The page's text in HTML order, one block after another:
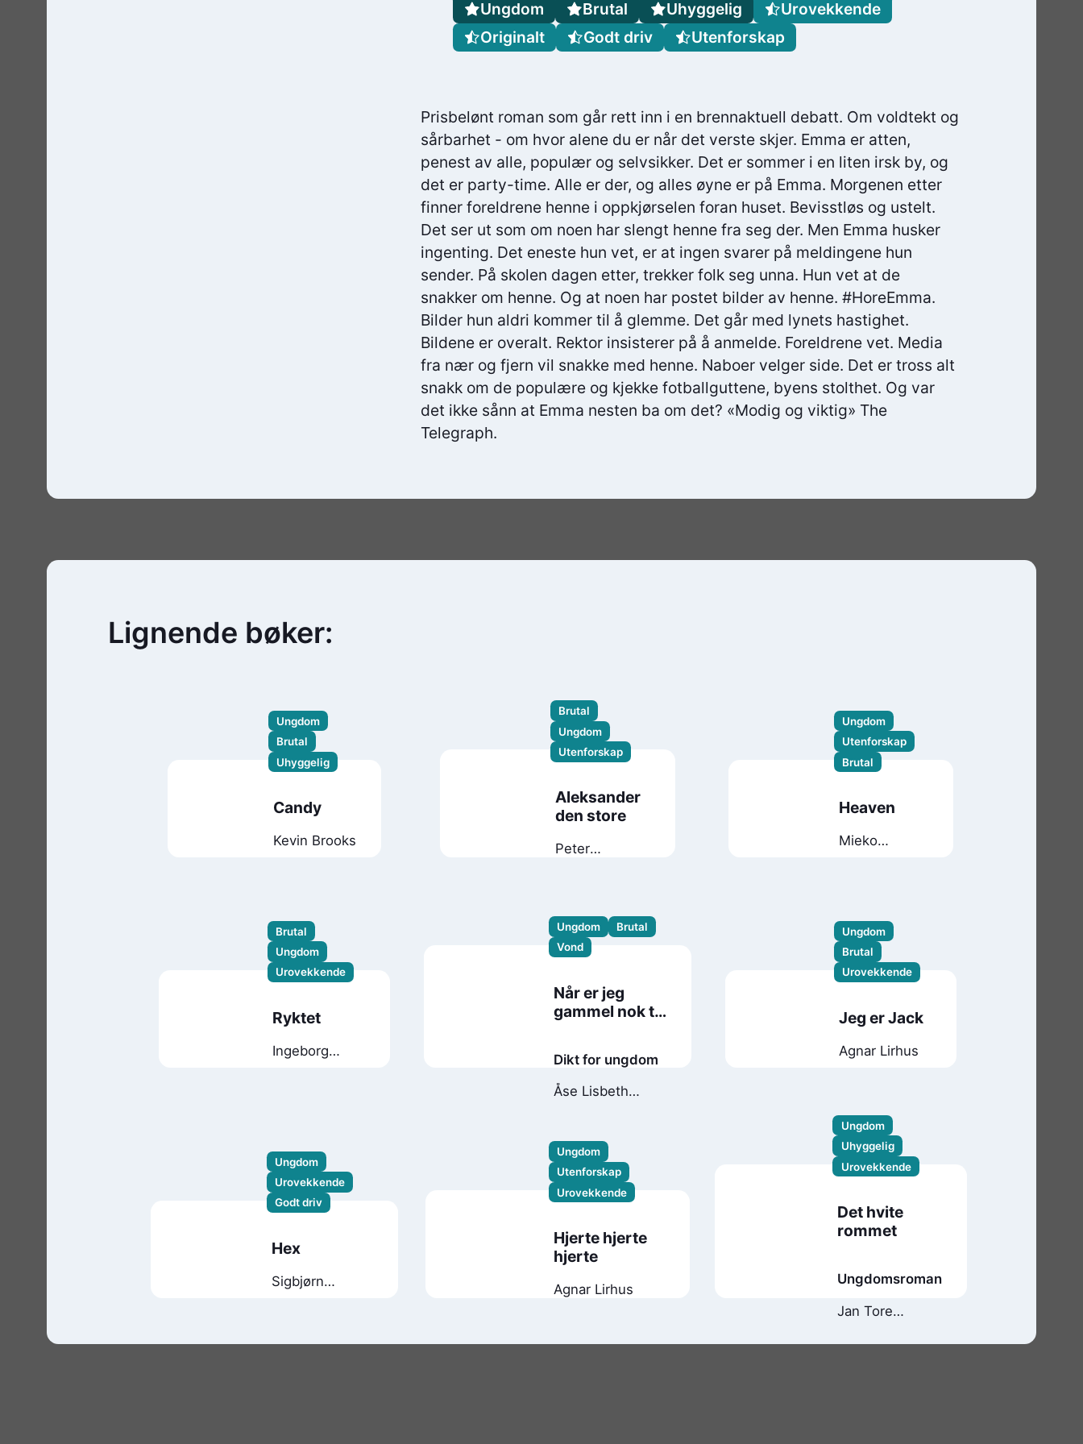
Prisbelønt roman som går rett inn i en brennaktuell debatt. Om voldtekt og
sårbarhet - om hvor alene du er når det verste skjer. Emma er atten,
penest av alle, populær og selvsikker. Det er sommer i en liten irsk by, og
det er party-time. Alle er der, og alles øyne er på Emma. Morgenen etter
finner foreldrene henne i oppkjørselen foran huset. Bevisstløs og ustelt.
Det ser ut som om noen har slengt henne fra seg der. Men Emma husker
ingenting. Det eneste hun vet, er at ingen svarer på meldingene hun
sender. På skolen dagen etter, trekker folk seg unna. Hun vet at de
snakker om henne. Og at noen har postet bilder av henne. #HoreEmma.
Bilder hun aldri kommer til å glemme. Det går med lynets hastighet.
Bildene er overalt. Rektor insisterer på å anmelde. Foreldrene vet. Media
fra nær og fjern vil snakke med henne. Naboer velger side. Det er tross alt
snakk om de populære og kjekke fotballguttene, byens stolthet. Og var
det ikke sånn at Emma nesten ba om det? «Modig og viktig» The
Telegraph.
Ungdom Brutal Uhyggelig
Urovekkende
Originalt
Godt driv Utenforskap
Lignende bøker:
Ungdom
Brutal
Uhyggelig
Candy
Kevin Brooks
Brutal
Ungdom
Utenforskap
Aleksander
den store
Peter
Ungdom
Utenforskap
Brutal
Heaven
Mieko
Brutal
Ungdom
Urovekkende
Ryktet
Ingeborg
Ungdom
Brutal
Vond
Når er jeg
gammel nok til
Dikt for ungdom
Åse Lisbeth
Ungdom
Brutal
Urovekkende
Jeg er Jack
Agnar Lirhus
Ungdom
Urovekkende
Godt driv
Hex
Sigbjørn
Ungdom
Utenforskap
Urovekkende
Hjerte hjerte
hjerte
Agnar Lirhus
Ungdom
Uhyggelig
Urovekkende
Det hvite
rommet
Ungdomsroman
Jan Tore